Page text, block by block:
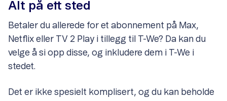
Alt på ett sted
Betaler du allerede for et abonnement på Max,
Netflix eller TV 2 Play i tillegg til T-We? Da kan du
velge å si opp disse, og inkludere dem i T-We i
stedet.
Det er ikke spesielt komplisert, og du kan beholde